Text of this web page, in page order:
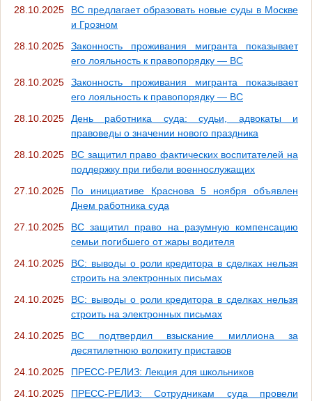
28.10.2025
ВС предлагает образовать новые суды в Москве
и Грозном
28.10.2025
Законность проживания мигранта показывает
его лояльность к правопорядку — ВС
28.10.2025
Законность проживания мигранта показывает
его лояльность к правопорядку — ВС
28.10.2025
День работника суда: судьи, адвокаты и
правоведы о значении нового праздника
28.10.2025
ВС защитил право фактических воспитателей на
поддержку при гибели военнослужащих
27.10.2025
По инициативе Краснова 5 ноября объявлен
Днем работника суда
27.10.2025
ВС защитил право на разумную компенсацию
семьи погибшего от жары водителя
24.10.2025
ВС: выводы о роли кредитора в сделках нельзя
строить на электронных письмах
24.10.2025
ВС: выводы о роли кредитора в сделках нельзя
строить на электронных письмах
24.10.2025
ВС подтвердил взыскание миллиона за
десятилетнюю волокиту приставов
24.10.2025
ПРЕСС-РЕЛИЗ: Лекция для школьников
24.10.2025
ПРЕСС-РЕЛИЗ: Сотрудникам суда провели